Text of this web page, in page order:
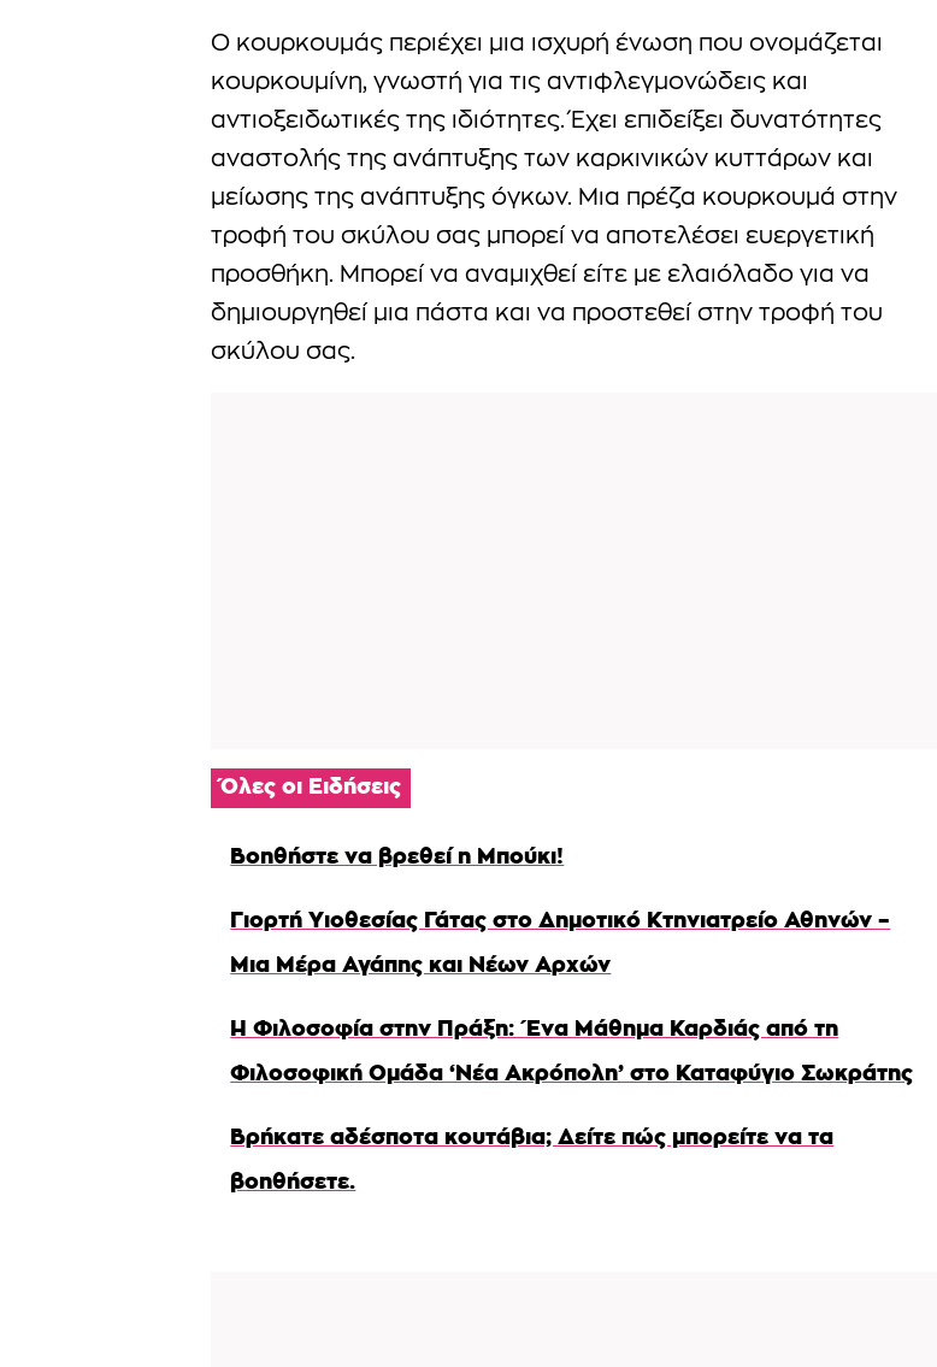
Ο κουρκουμάς περιέχει μια ισχυρή ένωση που ονομάζεται
κουρκουμίνη, γνωστή για τις αντιφλεγμονώδεις και
αντιοξειδωτικές της ιδιότητες. Έχει επιδείξει δυνατότητες
αναστολής της ανάπτυξης των καρκινικών κυττάρων και
μείωσης της ανάπτυξης όγκων. Μια πρέζα κουρκουμά στην
τροφή του σκύλου σας μπορεί να αποτελέσει ευεργετική
προσθήκη. Μπορεί να αναμιχθεί είτε με ελαιόλαδο για να
δημιουργηθεί μια πάστα και να προστεθεί στην τροφή του
σκύλου σας.
Όλες οι Ειδήσεις
Βοηθήστε να βρεθεί η Μπούκι!
Γιορτή Υιοθεσίας Γάτας στο Δημοτικό Κτηνιατρείο Αθηνών –
Μια Μέρα Αγάπης και Νέων Αρχών
Η Φιλοσοφία στην Πράξη: Ένα Μάθημα Καρδιάς από τη
Φιλοσοφική Ομάδα ‘Νέα Ακρόπολη’ στο Καταφύγιο Σωκράτης
Βρήκατε αδέσποτα κουτάβια; Δείτε πώς μπορείτε να τα
βοηθήσετε.